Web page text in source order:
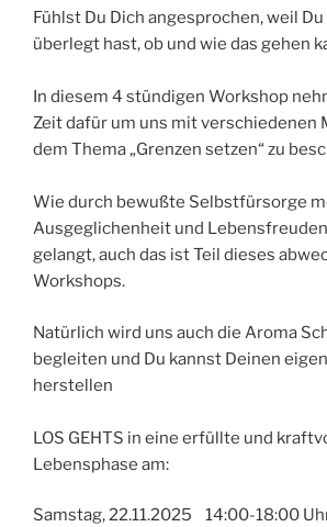
Fühlst Du Dich angesprochen, weil
überlegt hast, ob und wie das gehen
In diesem 4 stündigen Workshop
Zeit dafür um uns mit verschiedenen
dem Thema „Grenzen setzen“ zu
Wie durch bewußte Selbstfürsorge
Ausgeglichenheit und
gelangt, auch das ist Teil dieses
Workshops.
Natürlich wird uns auch die Aroma
begleiten und Du kannst Deinen
herstellen
LOS GEHTS in eine erfüllte und
Lebensphase am:
Samstag, 22.11.2025 14:00-18:00